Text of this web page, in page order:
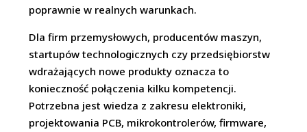
poprawnie w realnych warunkach.
Dla firm przemysłowych, producentów maszyn,
startupów technologicznych czy przedsiębiorstw
wdrażających nowe produkty oznacza to
konieczność połączenia kilku kompetencji.
Potrzebna jest wiedza z zakresu elektroniki,
projektowania PCB, mikrokontrolerów, firmware,